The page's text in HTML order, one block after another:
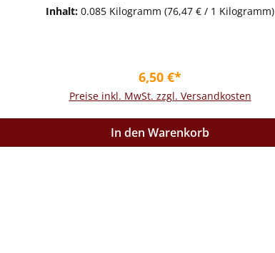
Inhalt: 0.085 Kilogramm (76,47 € / 1 Kilogramm)
Regulärer Preis:
6,50 €*
Preise inkl. MwSt. zzgl. Versandkosten
In den Warenkorb